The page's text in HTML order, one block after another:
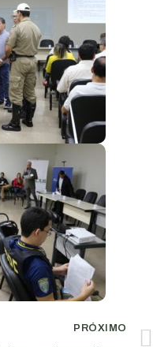
PRÓXIMO